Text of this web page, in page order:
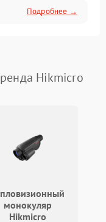
Подробнее →
Hikmicro
монокуляр
Hikmicro